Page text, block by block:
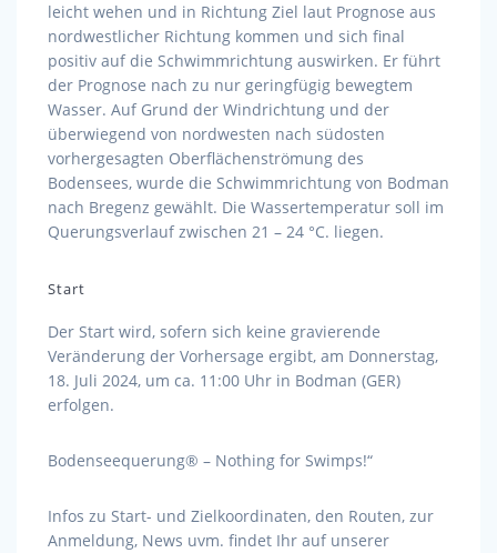
leicht wehen und in Richtung Ziel laut Prognose aus
nordwestlicher Richtung kommen und sich final
positiv auf die Schwimmrichtung auswirken. Er führt
der Prognose nach zu nur geringfügig bewegtem
Wasser. Auf Grund der Windrichtung und der
überwiegend von nordwesten nach südosten
vorhergesagten Oberflächenströmung des
Bodensees, wurde die Schwimmrichtung von Bodman
nach Bregenz gewählt. Die Wassertemperatur soll im
Querungsverlauf zwischen 21 – 24 °C. liegen.
Start
Der Start wird, sofern sich keine gravierende
Veränderung der Vorhersage ergibt, am Donnerstag,
18. Juli 2024, um ca. 11:00 Uhr in Bodman (GER)
erfolgen.
Bodenseequerung® – Nothing for Swimps!“
Infos zu Start- und Zielkoordinaten, den Routen, zur
Anmeldung, News uvm. findet Ihr auf unserer